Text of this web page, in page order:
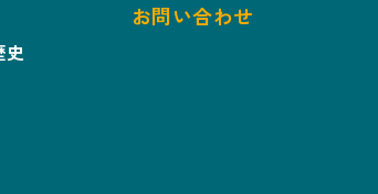
史
お問い合わせ